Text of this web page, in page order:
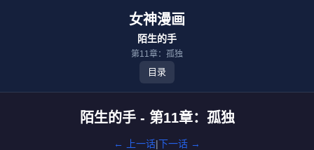
女神漫画
陌生的手
第11章：孤独
目录
陌生的手 - 第11章：孤独
← 上一话|下一话 →